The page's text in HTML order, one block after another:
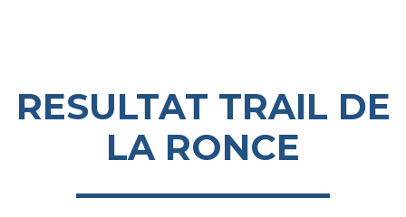
RESULTAT TRAIL DE
LA RONCE